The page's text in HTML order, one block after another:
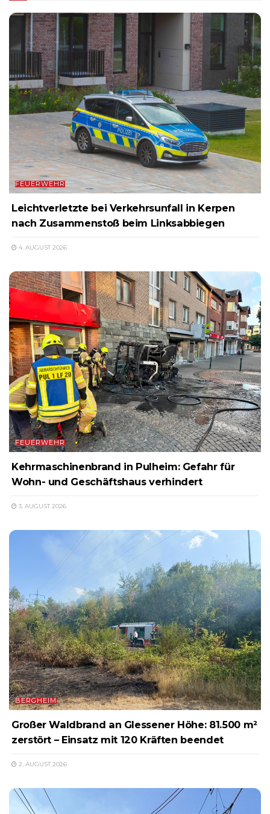
FEUERWEHR
Leichtverletzte bei Verkehrsunfall in Kerpen
nach Zusammenstoß beim Linksabbiegen
4. AUGUST 2026
FEUERWEHR
Kehrmaschinenbrand in Pulheim: Gefahr für
Wohn- und Geschäftshaus verhindert
3. AUGUST 2026
BERGHEIM
Großer Waldbrand an Glessener Höhe: 81.500 m²
zerstört – Einsatz mit 120 Kräften beendet
2. AUGUST 2026